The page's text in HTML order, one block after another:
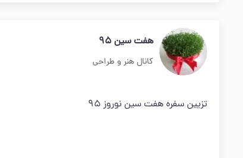
هفت سین 95
کانال هنر و طراحی
تزیین سفره هفت سین نوروز 95